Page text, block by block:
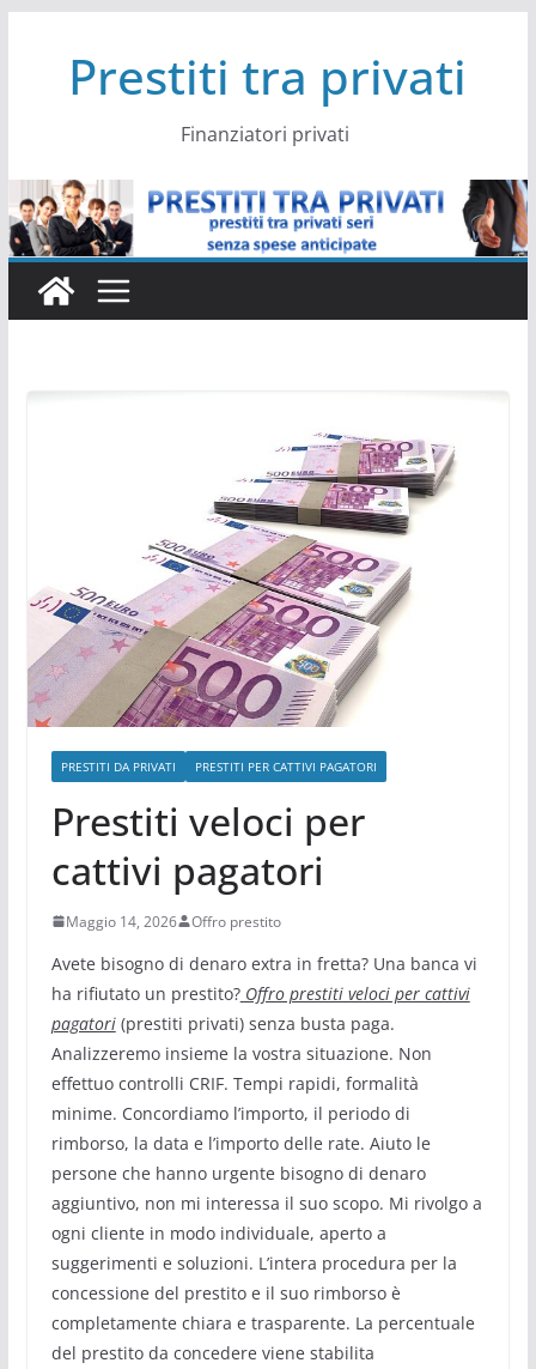
contenutoPrestiti tra privati
Finanziatori privati
PRESTITI DA PRIVATI PRESTITI PER CATTIVI PAGATORI
Prestiti veloci per
cattivi pagatori
Maggio 14, 2026 Offro prestito
Avete bisogno di denaro extra in fretta? Una banca vi
ha rifiutato un prestito?Offro prestiti veloci per cattivi
pagatori (prestiti privati) senza busta paga.
Analizzeremo insieme la vostra situazione. Non
effettuo controlli CRIF. Tempi rapidi, formalità
minime. Concordiamo l’importo, il periodo di
rimborso, la data e l’importo delle rate. Aiuto le
persone che hanno urgente bisogno di denaro
aggiuntivo, non mi interessa il suo scopo. Mi rivolgo a
ogni cliente in modo individuale, aperto a
suggerimenti e soluzioni. L’intera procedura per la
concessione del prestito e il suo rimborso è
completamente chiara e trasparente. La percentuale
del prestito da concedere viene stabilita